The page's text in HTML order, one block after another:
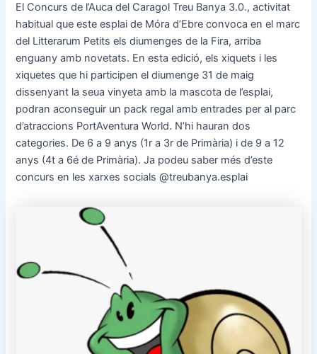
El Concurs de l’Auca del Caragol Treu Banya 3.0., activitat
habitual que este esplai de Móra d’Ebre convoca en el marc
del Litterarum Petits els diumenges de la Fira, arriba
enguany amb novetats. En esta edició, els xiquets i les
xiquetes que hi participen el diumenge 31 de maig
dissenyant la seua vinyeta amb la mascota de l’esplai,
podran aconseguir un pack regal amb entrades per al parc
d’atraccions PortAventura World. N’hi hauran dos
categories. De 6 a 9 anys (1r a 3r de Primària) i de 9 a 12
anys (4t a 6é de Primària). Ja podeu saber més d’este
concurs en les xarxes socials @treubanya.esplai